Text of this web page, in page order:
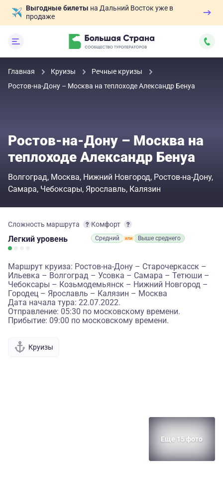
Выгодные билеты на Дальний Восток уже в
продаже
Главная Круизы
Речные круизы
Ростов-на-Дону – Москва на теплоходе Александр Бенуа
Ростов-на-Дону – Москва на
теплоходе Александр Бенуа
Волгоград Москва Нижний Новгород Ростов-на-Дону
Самара Чебоксары Ярославль Калязин
Сложность маршрута
Легкий уровень
Комфорт
Средний Выше среднего
Маршрут круиза: Ростов-на-Дону – Старочеркасск –
Ильевка – Волгоград – Усовка – Самара – Тетюши –
Чебоксары – Козьмодемьянск – Нижний Новгород –
Городец – Ярославль – Калязин – Москва
Дата начала тура: 22.07.2022.
Отправление: 05:30 по московскому времени.
Прибытие: 09:00 по московскому времени.
Круизы
Еще 15 фото